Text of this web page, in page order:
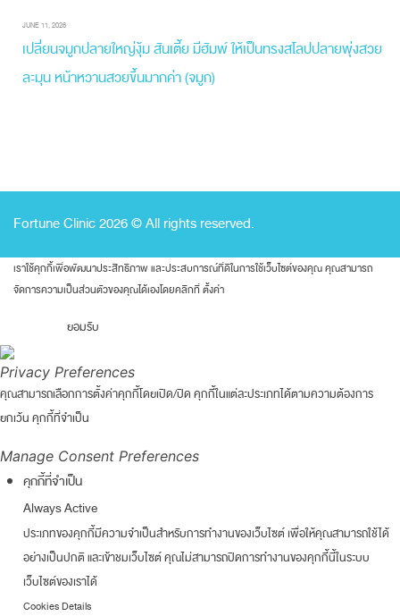
JUNE 11, 2026
เปลี่ยนจมูกปลายใหญ่งุ้ม สันเตี้ย มีฮัมพ์ ให้เป็นทรงสโลปปลายพุ่งสวย
ละมุน หน้าหวานสวยขึ้นมากค่า (จมูก)
Fortune Clinic 2026 © All rights reserved.
เราใช้คุกกี้เพื่อพัฒนาประสิทธิภาพ และประสบการณ์ที่ดีในการใช้เว็บไซต์ของคุณ คุณสามารถ
จัดการความเป็นส่วนตัวของคุณได้เองโดยคลิกที่ตั้งค่า
ยอมรับ
Privacy Preferences
คุณสามารถเลือกการตั้งค่าคุกกี้โดยเปิด/ปิด คุกกี้ในแต่ละประเภทได้ตามความต้องการ
ยกเว้น คุกกี้ที่จำเป็น
Manage Consent Preferences
คุกกี้ที่จำเป็น
Always Active
ประเภทของคุกกี้มีความจำเป็นสำหรับการทำงานของเว็บไซต์ เพื่อให้คุณสามารถใช้ได้
อย่างเป็นปกติ และเข้าชมเว็บไซต์ คุณไม่สามารถปิดการทำงานของคุกกี้นี้ในระบบ
เว็บไซต์ของเราได้
Cookies Details